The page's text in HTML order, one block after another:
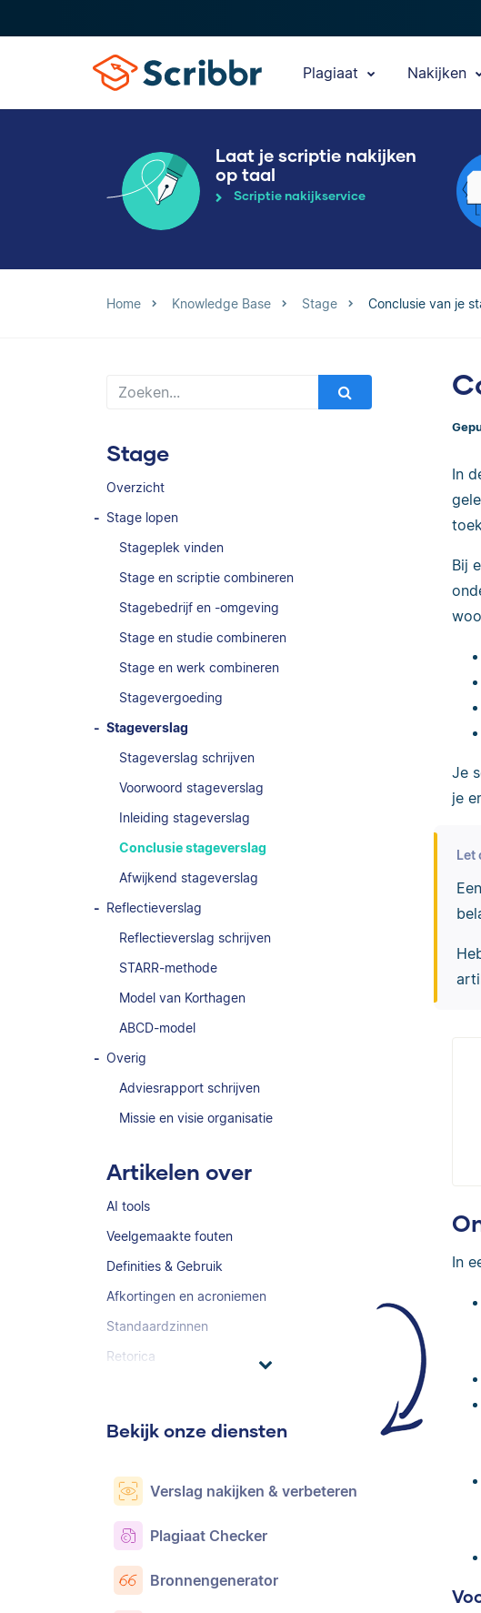
Plagiaat Nakijken
Laat je scriptie nakijken
op taal
Scriptie nakijkservice
Home Knowledge Base Stage Conclusie van je
Stage
Overzicht
Stage lopen
Stageplek vinden
Stage en scriptie combineren
Stagebedrijf en -omgeving
Stage en studie combineren
Stage en werk combineren
Stagevergoeding
Stageverslag
Stageverslag schrijven
Voorwoord stageverslag
Inleiding stageverslag
Conclusie stageverslag
Afwijkend stageverslag
Reflectieverslag
Reflectieverslag schrijven
STARR-methode
Model van Korthagen
ABCD-model
Overig
Adviesrapport schrijven
Missie en visie organisatie
Artikelen over
AI tools
Veelgemaakte fouten
Definities & Gebruik
Afkortingen en acroniemen
Standaardzinnen
Retorica
Bekijk onze diensten
Verslag nakijken & verbeteren
Plagiaat Checker
Bronnengenerator
In
Bij
Je
je
Let
Een
In